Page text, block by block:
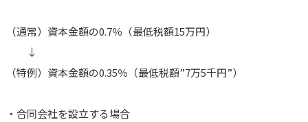
（通常）資本金額の0.7％（最低税額15万円）
↓
（特例）資本金額の0.35％（最低税額”7万5千円”）
・合同会社を設立する場合